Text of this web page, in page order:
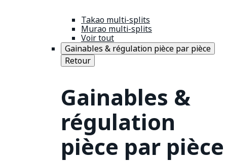
Takao multi-splits
Murao multi-splits
Voir tout
Gainables & régulation pièce par pièce
Retour
Gainables &
régulation
pièce par pièce